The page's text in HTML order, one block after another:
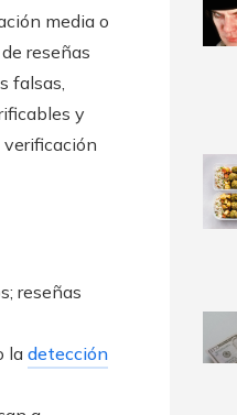
media o
reseñas
falsas,
y
verificación
reseñas
la detección